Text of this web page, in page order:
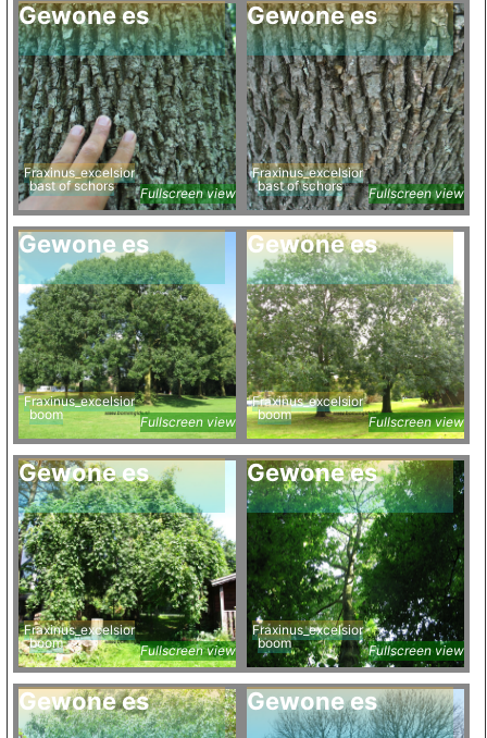
Gewone es
Fraxinus_excelsior
bast of schors
Fullscreen view
Gewone es
Fraxinus_excelsior
bast of schors
Fullscreen view
Gewone es
Fraxinus_excelsior
boom
Fullscreen view
Gewone es
Fraxinus_excelsior
boom
Fullscreen view
Gewone es
Fraxinus_excelsior
boom
Fullscreen view
Gewone es
Fraxinus_excelsior
boom
Fullscreen view
Gewone es Gewone es